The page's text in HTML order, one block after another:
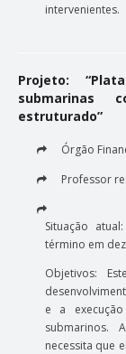
intervenientes.
Projeto:
submarinas
estruturado”
Órgão
Professor
Situação
término em
Objetivos:
e a
submarinos.
necessita que